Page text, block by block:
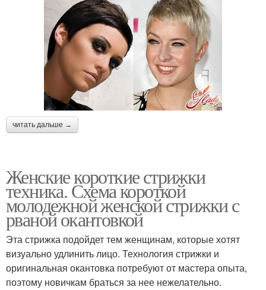
читать дальше →
Женские короткие стрижки
техника. Схема короткой
молодежной женской стрижки с
рваной окантовкой
Эта стрижка подойдет тем женщинам, которые хотят
визуально удлинить лицо. Технология стрижки и
оригинальная окантовка потребуют от мастера опыта,
поэтому новичкам браться за нее нежелательно.